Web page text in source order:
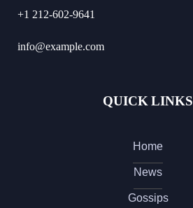
+1 212-602-9641
info@example.com
QUICK LINKS
Home
News
Gossips